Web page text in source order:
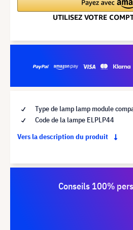
Type de lamp lamp module
Code de la lampe ELPLP44
Vers la description du produit
Conseils 100%